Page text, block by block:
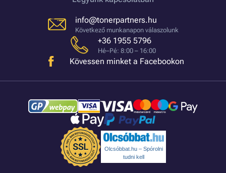
info@tonerpartners.hu
Következő munkanapon válaszolunk
+36 1955 5796
Hé–Pé: 8:00 – 16:00
Kövessen minket a Facebookon
Olcsóbbat.hu – Spórolni
tudni kell